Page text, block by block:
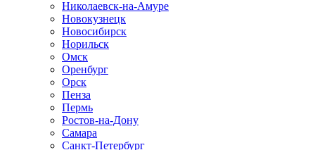
Николаевск-на-Амуре
Новокузнецк
Новосибирск
Норильск
Омск
Оренбург
Орск
Пенза
Пермь
Ростов-на-Дону
Самара
Санкт-Петербург